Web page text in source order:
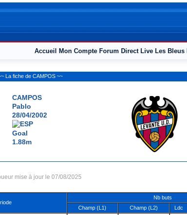
Accueil Mon Compte Forum Direct Live Les Bleus
La fiche de CAMPOS ~~
CAMPOS
Pablo
28/04/2002
Goal
1.88m
mise à jour le 07/08/2025
Nb buts
Champ (L1)
Champ (L2) Ldc